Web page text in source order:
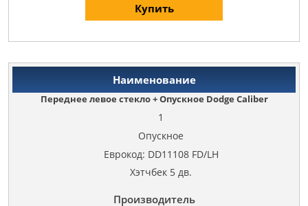
Купить
Переднее левое стекло + Опускное Dodge Caliber
1
Опускное
Еврокод: DD11108 FD/LH
Хэтчбек 5 дв.